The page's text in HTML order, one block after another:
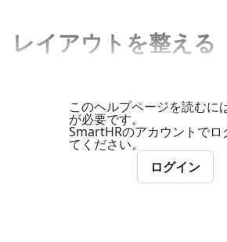
レイアウトを整える
このヘルプページを読むに
が必要です。
SmartHRのアカウントでロ
てください。
ログイン